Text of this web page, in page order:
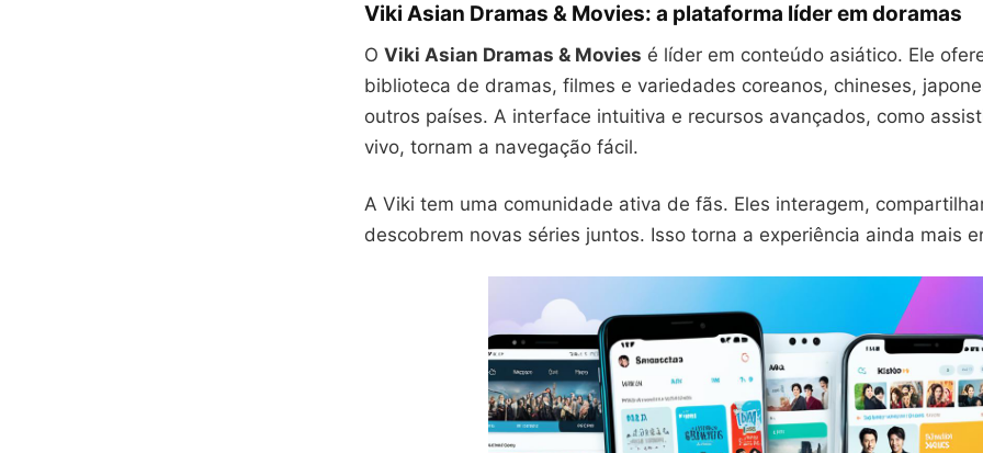
Viki Asian Dramas & Movies: a plataforma líder em doramas
O Viki Asian Dramas & Movies é líder em conteúdo asiático. Ele
biblioteca de dramas, filmes e variedades coreanos, chineses,
outros países. A interface intuitiva e recursos avançados, como
vivo, tornam a navegação fácil.
A Viki tem uma comunidade ativa de fãs. Eles interagem,
descobrem novas séries juntos. Isso torna a experiência ainda mais